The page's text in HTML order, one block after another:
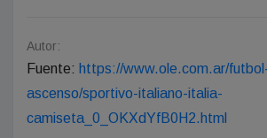
Autor:
Fuente: https://www.ole.com.ar/
ascenso/sportivo-italiano-italia-
camiseta_0_OKXdYfB0H2.html